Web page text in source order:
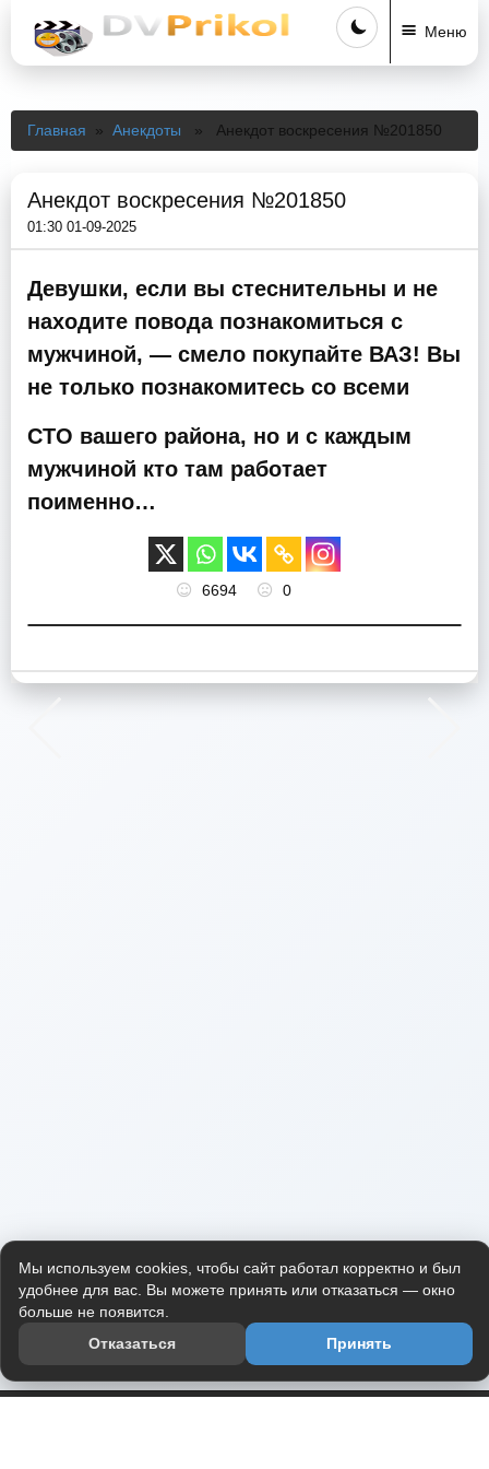
Меню
Главная » Анекдоты » Анекдот воскресения №201850
Анекдот воскресения №201850
01:30 01-09-2025
Девушки, если вы стеснительны и не
находите повода познакомиться с
мужчиной, — смело покупайте ВАЗ! Вы
не только познакомитесь со всеми
СТО вашего района, но и с каждым
мужчиной кто там работает
поименно…
6694 0
Мы используем cookies, чтобы сайт работал корректно и был
удобнее для вас. Вы можете принять или отказаться — окно
больше не появится.
Отказаться
Принять